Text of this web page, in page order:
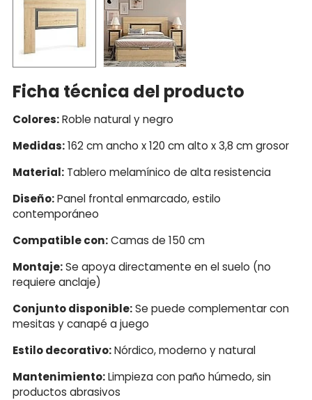
Ficha técnica del producto
Colores:Roble natural y negro
Medidas:162 cm ancho x 120 cm alto x 3,8 cm grosor
Material: Tablero melamínico de alta resistencia
Diseño:Panel frontal enmarcado, estilo
contemporáneo
Compatible con:Camas de 150 cm
Montaje:Se apoya directamente en el suelo (no
requiere anclaje)
Conjunto disponible:Se puede complementar con
mesitas y canapé a juego
Estilo decorativo:Nórdico, moderno y natural
Mantenimiento:Limpieza con paño húmedo, sin
productos abrasivos